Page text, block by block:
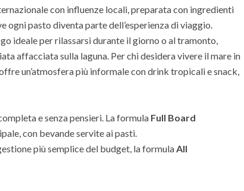
con influenze locali, preparata con ingredienti
ogni pasto diventa parte dell’esperienza di viaggio.
ideale per rilassarsi durante il giorno o al tramonto,
affacciata sulla laguna. Per chi desidera vivere il mare in
un’atmosfera più informale con drink tropicali e snack,
e senza pensieri. La formula Full Board
con bevande servite ai pasti.
più semplice del budget, la formulaAll